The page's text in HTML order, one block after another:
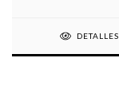
DETALLES